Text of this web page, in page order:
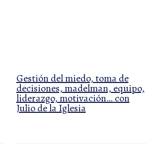
Gestión del miedo, toma de
decisiones, madelman, equipo,
liderazgo, motivación… con
Julio de la Iglesia